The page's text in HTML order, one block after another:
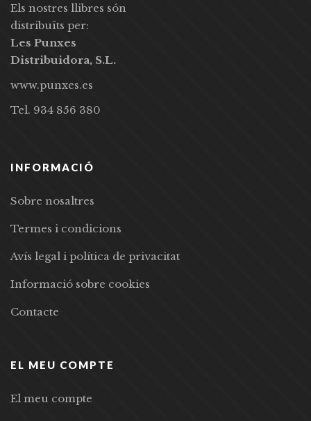
Els nostres llibres són
distribuïts per:
Les Punxes
Distribuidora, S.L.
www.punxes.es
Tel. 934 856 380
INFORMACIÓ
Sobre nosaltres
Termes i condicions
Avís legal i política de privacitat
Informació sobre cookies
Contacte
EL MEU COMPTE
El meu compte